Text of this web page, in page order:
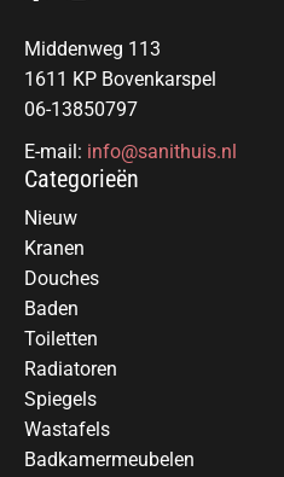
Middenweg 113
1611 KP Bovenkarspel
06-13850797
E-mail: info@sanithuis.nl
Categorieën
Nieuw
Kranen
Douches
Baden
Toiletten
Radiatoren
Spiegels
Wastafels
Badkamermeubelen